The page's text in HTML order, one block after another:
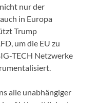
nur der
in Europa
Trump
um die EU zu
TECH Netzwerke
alle unabhängiger